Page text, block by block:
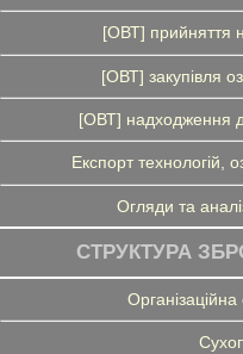
[ОВТ] прийняття
[ОВТ] закупівля
[ОВТ] надходження
Експорт технологій,
Огляди та
СТРУКТУРА